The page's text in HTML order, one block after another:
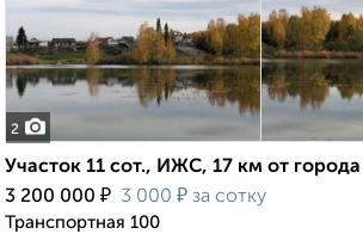
2
Участок 11 сот., ИЖС, 17 км от города
3 200 000 ₽ 3 000 ₽ за сотку
Транспортная 100